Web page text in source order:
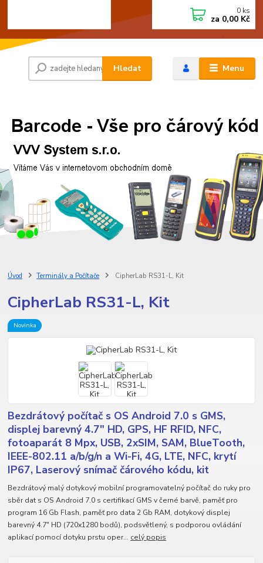
Menu
Hledat
0 ks
za 0,00 Kč
Úvod Terminály a Počítače CipherLab RS31-L, Kit
CipherLab RS31-L, Kit
Novinka
Bezdrátový počítač s OS Android 7.0 s GMS,
displej barevný 4.7" HD, GPS, HF RFID, NFC,
fotoaparát 8 Mpx, USB, 2xSIM, SAM, BlueTooth,
IEEE-802.11 a/b/g/n a Wi-Fi, 4G, LTE, NFC, krytí
IP67, Laserový snímač čárového kódu, kit
Bezdrátový malý dotykový mobilní programovatelný počítač do ruky pro
sběr dat s OS Android 7.0 s certifikací GMS v černé barvě, paměť pro
program 16 Gb Flash, paměť pro data 2 Gb RAM, dotykový displej
barevný 4.7" HD (720x1280 bodů), podsvětlený, s podporou ovládání
aplikací pomocí dotyku prstu oper... celý popis